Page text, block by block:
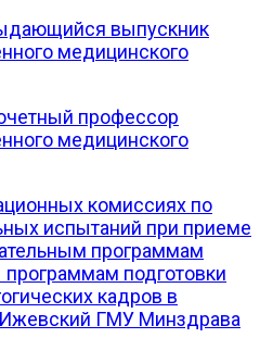
выпускник
медицинского
профессор
медицинского
комиссиях по
испытаний при приеме
программам
подготовки
кадров в
ГМУ Минздрава